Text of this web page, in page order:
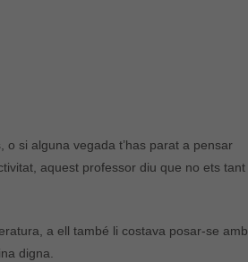
si alguna vegada t’has parat a pensar
aquest professor diu que no ets tant
a ell també li costava posar-se amb
digna.